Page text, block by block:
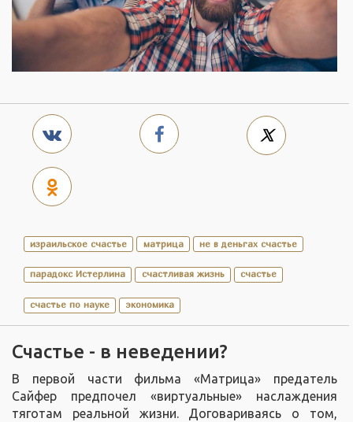
израильское счастье матрица не в деньгах счастье
парадокс Истерлина счастливая жизнь счастье
счастье по науке экономика
Счастье - в неведении?
В первой части фильма «Матрица» предатель
Сайфер предпочел «виртуальные» наслаждения
тяготам реальной жизни. Договариваясь о том,